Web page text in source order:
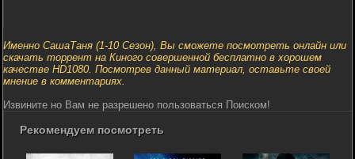
Именно СашаТаня (1-10 Сезон), Вы сможете посмотреть онлайн или
скачать торрент на Киного совершенной бесплатно в хорошем
качестве HD1080. Посмотрев данный материал, оставьте своей
мнение в комментариях.
Извините но Вам не разрешено пользоваться Поиском!
Рекомендуем посмотреть